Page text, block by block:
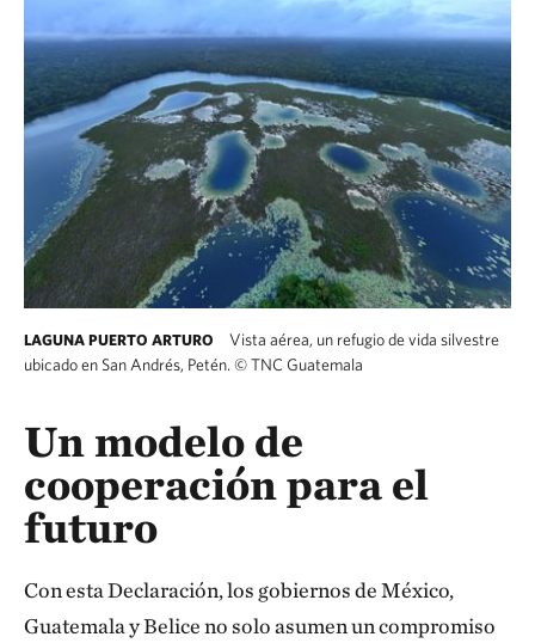
LAGUNA PUERTO ARTURO
Vista aérea, un refugio de vida silvestre
ubicado en San Andrés, Petén. ©TNC Guatemala
Un modelo de
cooperación para el
futuro
Con esta Declaración, los gobiernos de México,
Guatemala y Belice no solo asumen un compromiso